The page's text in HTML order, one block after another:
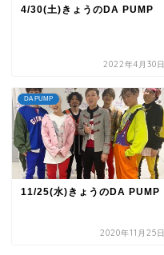
4/30(土)きょうのDA PUMP
2022年4月30日
DA PUMP
11/25(水)きょうのDA PUMP
2020年11月25日